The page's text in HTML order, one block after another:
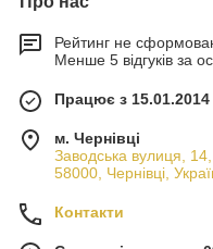
Рейтинг не
Менше 5 відгуків за
Працює з 15.01.2014
м. Чернівці
Заводська вулиця, 14,
58000, Чернівці,
Контакти